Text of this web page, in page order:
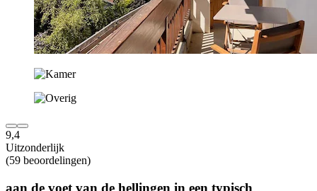
9,4
Uitzonderlijk
(59 beoordelingen)
aan de voet van de hellingen in een typisch